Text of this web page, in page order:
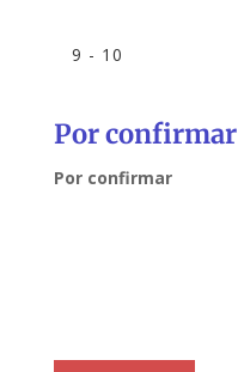
9 - 10
Por confirmar
Por confirmar